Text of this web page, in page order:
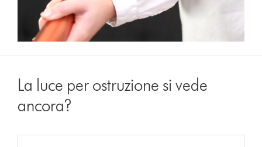
La luce per ostruzione si vede
ancora?